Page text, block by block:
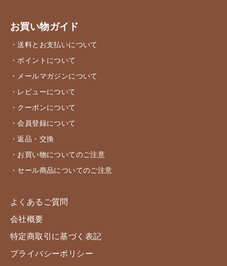
お買い物ガイド
・送料とお支払いについて
・ポイントについて
・メールマガジンについて
・レビューについて
・クーポンについて
・会員登録について
・返品・交換
・お買い物についてのご注意
・セール商品についてのご注意
よくあるご質問
会社概要
特定商取引に基づく表記
プライバシーポリシー